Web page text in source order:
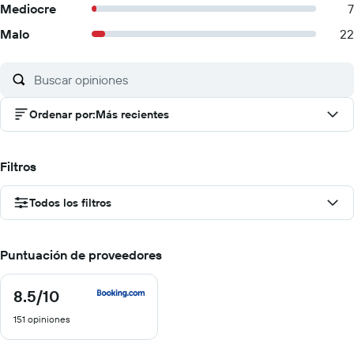
Mediocre
7
Malo
22
Ordenar por:Más recientes
Filtros
Todos los filtros
Puntuación de proveedores
8.5/10
8.5
10
151 opiniones